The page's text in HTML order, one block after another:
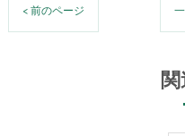
< 前のページ